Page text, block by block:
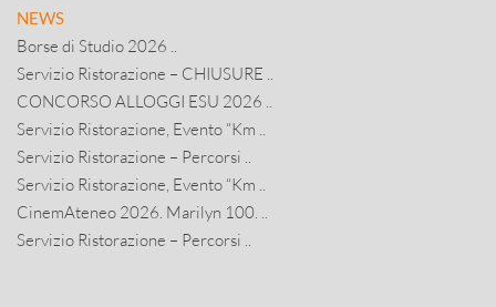
NEWS
Borse di Studio 2026 ..
Servizio Ristorazione – CHIUSURE ..
CONCORSO ALLOGGI ESU 2026 ..
Servizio Ristorazione, Evento “Km ..
Servizio Ristorazione – Percorsi ..
Servizio Ristorazione, Evento “Km ..
CinemAteneo 2026. Marilyn 100. ..
Servizio Ristorazione – Percorsi ..